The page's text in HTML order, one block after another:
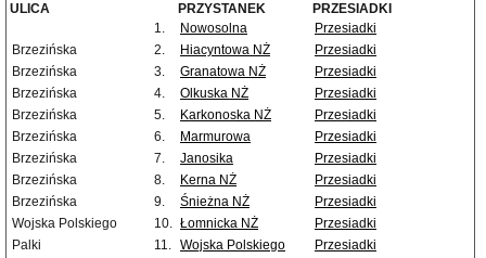
ULICA PRZYSTANEK
PRZESIADKI
1.
Nowosolna
Przesiadki
Brzezińska
2. Hiacyntowa NŻ
Przesiadki
Brzezińska
3. Granatowa NŻ
Przesiadki
Brzezińska
4. Olkuska NŻ
Przesiadki
Brzezińska
5. Karkonoska NŻ
Przesiadki
Brzezińska
6. Marmurowa
Przesiadki
Brzezińska
7. Janosika
Przesiadki
Brzezińska
8. Kerna NŻ
Przesiadki
Brzezińska
9. Śnieżna NŻ
Przesiadki
Wojska Polskiego
10. Łomnicka NŻ
Przesiadki
Palki
11. Wojska Polskiego Przesiadki